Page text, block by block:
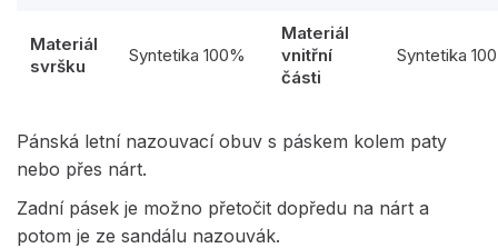
Materiál
svršku
Syntetika 100%
Materiál
vnitřní
části
Syntetika
Pánská letní nazouvací obuv s páskem kolem paty
nebo přes nárt.
Zadní pásek je možno přetočit dopředu na nárt a
potom je ze sandálu nazouvák.